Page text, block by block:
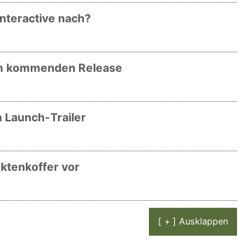
nach?
kommenden Release
Launch-Trailer
vor
[ + ] Ausklappen